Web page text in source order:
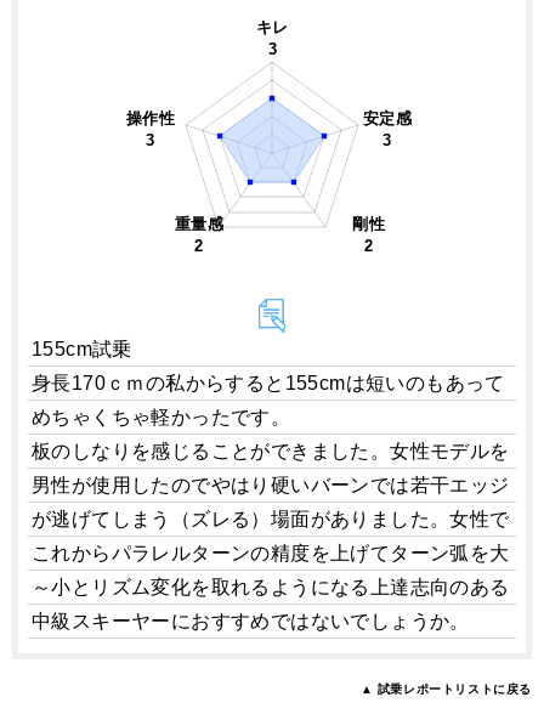
キレ
3
安定感
3
剛性
2
重量感
2
操作性
3
155cm試乗
身長170ｃｍの私からすると155cmは短いのもあって
めちゃくちゃ軽かったです。
板のしなりを感じることができました。女性モデルを
男性が使用したのでやはり硬いバーンでは若干エッジ
が逃げてしまう（ズレる）場面がありました。女性で
これからパラレルターンの精度を上げてターン弧を大
～小とリズム変化を取れるようになる上達志向のある
中級スキーヤーにおすすめではないでしょうか。
▲ 試乗レポートリストに戻る